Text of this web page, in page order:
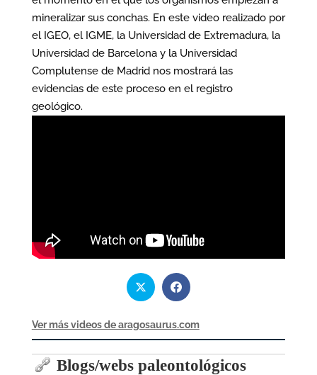
mineralizar sus conchas. En este video realizado por
el IGEO, el IGME, la Universidad de Extremadura, la
Universidad de Barcelona y la Universidad
Complutense de Madrid nos mostrará las
evidencias de este proceso en el registro
geológico.
Ver más videos de aragosaurus.com
Blogs/webs paleontológicos